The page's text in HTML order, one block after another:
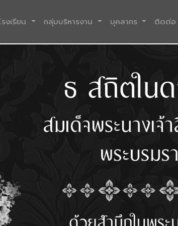
งเรียน กลุ่มบริหารงาน บุคลากร ติดต่อ